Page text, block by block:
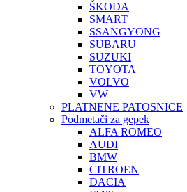
ŠKODA
SMART
SSANGYONG
SUBARU
SUZUKI
TOYOTA
VOLVO
VW
PLATNENE PATOSNICE
Podmetači za gepek
ALFA ROMEO
AUDI
BMW
CITROEN
DACIA